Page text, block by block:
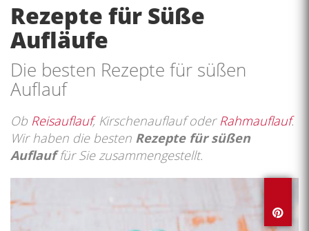
Rezepte für Süße
Aufläufe
Die besten Rezepte für süßen
Auflauf
Ob Reisauflauf, Kirschenauflauf oder Rahmauflauf.
Wir haben die besten Rezepte für süßen
Auflauffür Sie zusammengestellt.